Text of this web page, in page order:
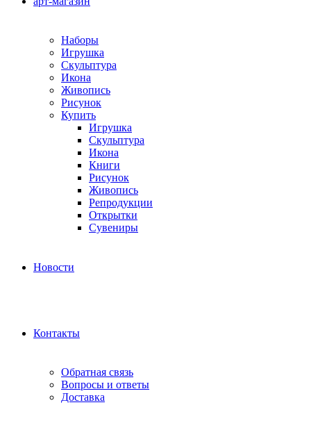
Наборы
Игрушка
Скульптура
Икона
Живопись
Рисунок
Купить
Игрушка
Скульптура
Икона
Книги
Рисунок
Живопись
Репродукции
Открытки
Сувениры
Новости
Контакты
Обратная связь
Вопросы и ответы
Доставка